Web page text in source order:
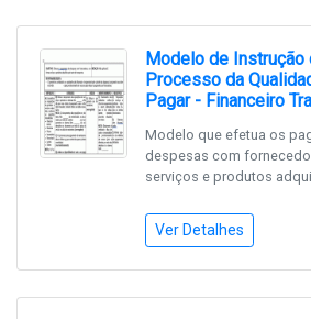
Modelo de Instrução
Processo da
Pagar - Financeiro
Modelo que efetua os
despesas com
serviços e produtos
Ver Detalhes